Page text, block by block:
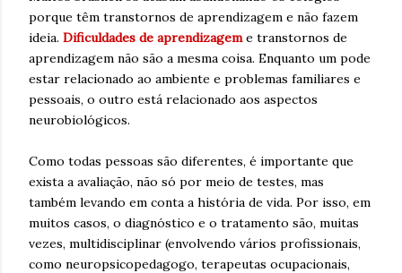
porque têm transtornos de aprendizagem e não fazem
ideia. Dificuldades de aprendizageme transtornos de
aprendizagem não são a mesma coisa. Enquanto um pode
estar relacionado ao ambiente e problemas familiares e
pessoais, o outro está relacionado aos aspectos
neurobiológicos.
Como todas pessoas são diferentes, é importante que
exista a avaliação, não só por meio de testes, mas
também levando em conta a história de vida. Por isso, em
muitos casos, o diagnóstico e o tratamento são, muitas
vezes, multidisciplinar (envolvendo vários profissionais,
como neuropsicopedagogo, terapeutas ocupacionais,